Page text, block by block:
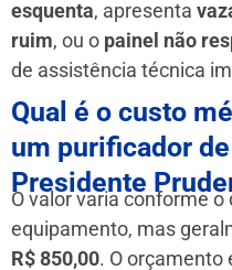
esquenta, apresenta
ruim, ou o painel não
de assistência técnica
Qual é o custo
um purificador
Presidente
O valor varia conforme
equipamento, mas
R$ 850,00. O orçamento